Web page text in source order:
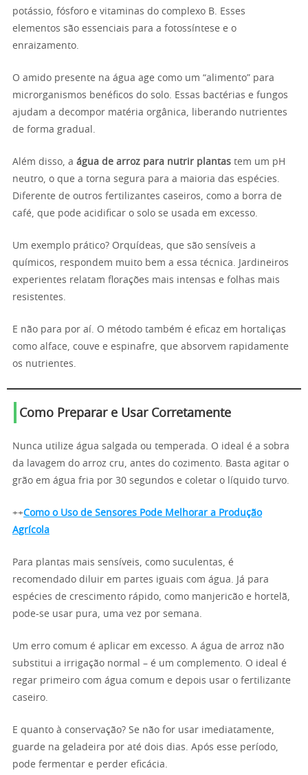
potássio, fósforo e vitaminas do complexo B. Esses
elementos são essenciais para a fotossíntese e o
enraizamento.
O amido presente na água age como um “alimento” para
microrganismos benéficos do solo. Essas bactérias e fungos
ajudam a decompor matéria orgânica, liberando nutrientes
de forma gradual.
Além disso, a água de arroz para nutrir plantas tem um pH
neutro, o que a torna segura para a maioria das espécies.
Diferente de outros fertilizantes caseiros, como a borra de
café, que pode acidificar o solo se usada em excesso.
Um exemplo prático? Orquídeas, que são sensíveis a
químicos, respondem muito bem a essa técnica. Jardineiros
experientes relatam florações mais intensas e folhas mais
resistentes.
E não para por aí. O método também é eficaz em hortaliças
como alface, couve e espinafre, que absorvem rapidamente
os nutrientes.
Como Preparar e Usar Corretamente
Nunca utilize água salgada ou temperada. O ideal é a sobra
da lavagem do arroz cru, antes do cozimento. Basta agitar o
grão em água fria por 30 segundos e coletar o líquido turvo.
++Como o Uso de Sensores Pode Melhorar a Produção
Agrícola
Para plantas mais sensíveis, como suculentas, é
recomendado diluir em partes iguais com água. Já para
espécies de crescimento rápido, como manjericão e hortelã,
pode-se usar pura, uma vez por semana.
Um erro comum é aplicar em excesso. A água de arroz não
substitui a irrigação normal – é um complemento. O ideal é
regar primeiro com água comum e depois usar o fertilizante
caseiro.
E quanto à conservação? Se não for usar imediatamente,
guarde na geladeira por até dois dias. Após esse período,
pode fermentar e perder eficácia.